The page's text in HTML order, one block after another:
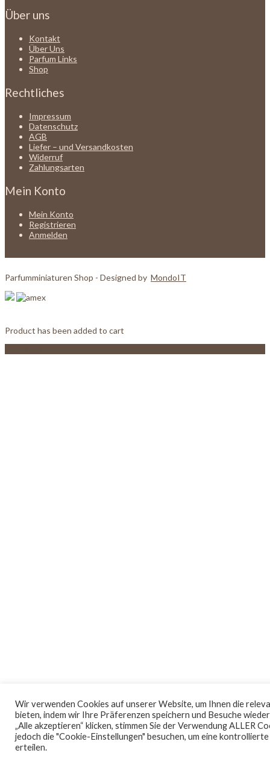
Über uns
Kontakt
Über Uns
Parfum Links
Shop
Rechtliches
Impressum
Datenschutz
AGB
Liefer – und Versandkosten
Widerruf
Zahlungsarten
Mein Konto
Mein Konto
Registrieren
Anmelden
Parfumminiaturen Shop - Designed by MondoIT
Wir verwenden Cookies auf unserer Website, um Ihnen die
bieten, indem wir Ihre Präferenzen speichern und Besuche
„Alle akzeptieren“ klicken, stimmen Sie der Verwendung ALLER
jedoch die "Cookie-Einstellungen" besuchen, um eine
erteilen.
Product has been added to cart